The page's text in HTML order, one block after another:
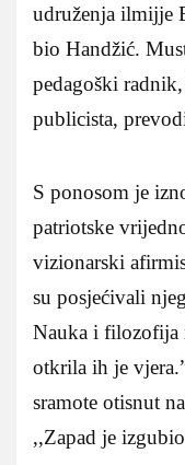
udruženja ilmijje
bio Handžić.
pedagoški
publicista,
S ponosom je
patriotske
vizionarski
su posjećivali
Nauka i filozofija
otkrila ih je
sramote otisnut
,,Zapad je